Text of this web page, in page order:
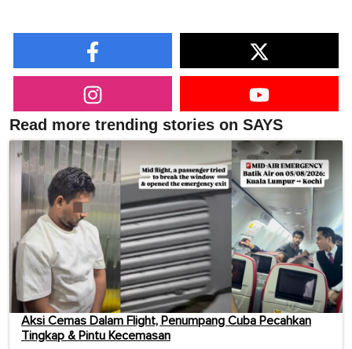
Read more trending stories on SAYS
Aksi Cemas Dalam Flight, Penumpang Cuba Pecahkan
Tingkap & Pintu Kecemasan